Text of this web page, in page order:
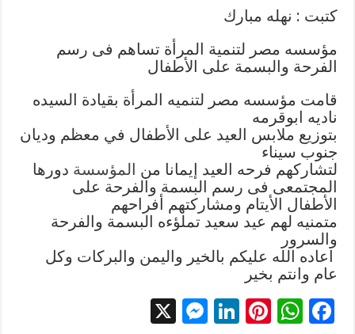
كتبت : نهله مبارك
مؤسسه مصر لتنمية المرأة تساهم فى رسم
الفرحة والبسمة على الأطفال
قامت مؤسسه مصر لتنميه المرأة بقيادة السيده
ناديه ابوقرمه
‎بتوزيع ملابس العيد على الأطفال في معظم وديان
جنوب سيناء
المؤسسة دورها
المجتمعى فى رسم البسمة والفرحة على
الأطفال الأيتام ومشاركتهم أفراحهم
‎متمنيه لهم عيد سعيد تملؤءه البسمة والفرحة
والسرور
‎ اعاده الله عليكم بالخير واليمن والبركات وكل
عام وانتم بخير
F
W
Pi
Li
M